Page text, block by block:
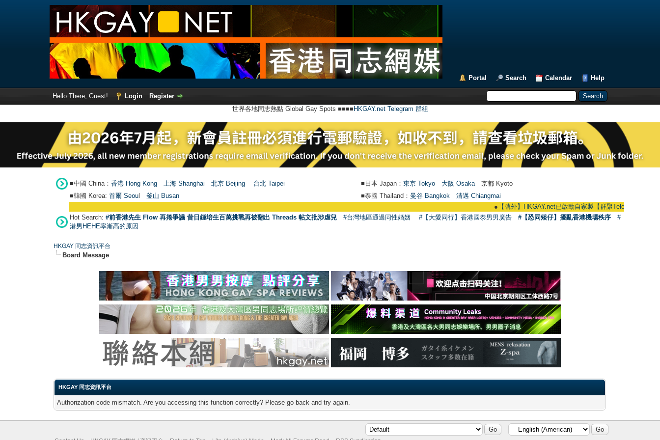
Portal Search Calendar Help
Hello There, Guest! Login
Register
世界各地同志熱點 Global Gay Spots ■■■■ HKGAY.net Telegram 群組
■中國 China： 香港 Hong Kong 上海 Shanghai 北京 Beijing 台北 Taipei ■日本 Japan： 東京 Tokyo 大阪 Osaka 京都 Kyoto
■韓國 Korea: 首爾 Seou 釜山 Busan ■泰國 Thailand： 曼谷 Bangkok
清邁 Chiangmai
【號外】HKGAY.net已啟動自家製【群聚Telegram群組】
Hot Search: #前香港先生 Flow 再捲爭議 昔日鍾培生百萬挑戰再被翻出 Threads 帖文批涉虐兒 #台灣地區通過同性婚姻 #【大愛同行】香港國泰男男廣告 #【恐同矮仔】擾亂香港機場秩序
#
港男HEHE率漸高的原因
HKGAY 同志資訊平台
Board Message
HKGAY 同志資訊平台
Authorization code mismatch. Are you accessing this function correctly? Please go back and try again.